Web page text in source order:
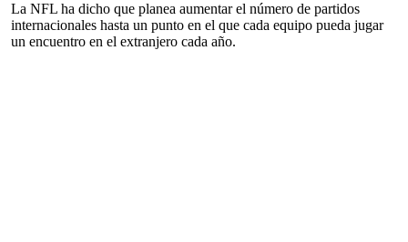
La NFL ha dicho que planea aumentar el número de partidos
internacionales hasta un punto en el que cada equipo pueda jugar
un encuentro en el extranjero cada año.